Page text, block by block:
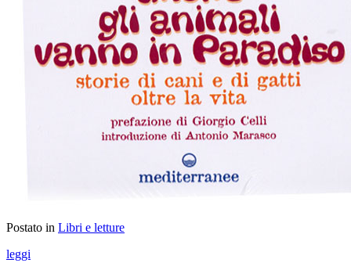
Postato in Libri e letture
leggi